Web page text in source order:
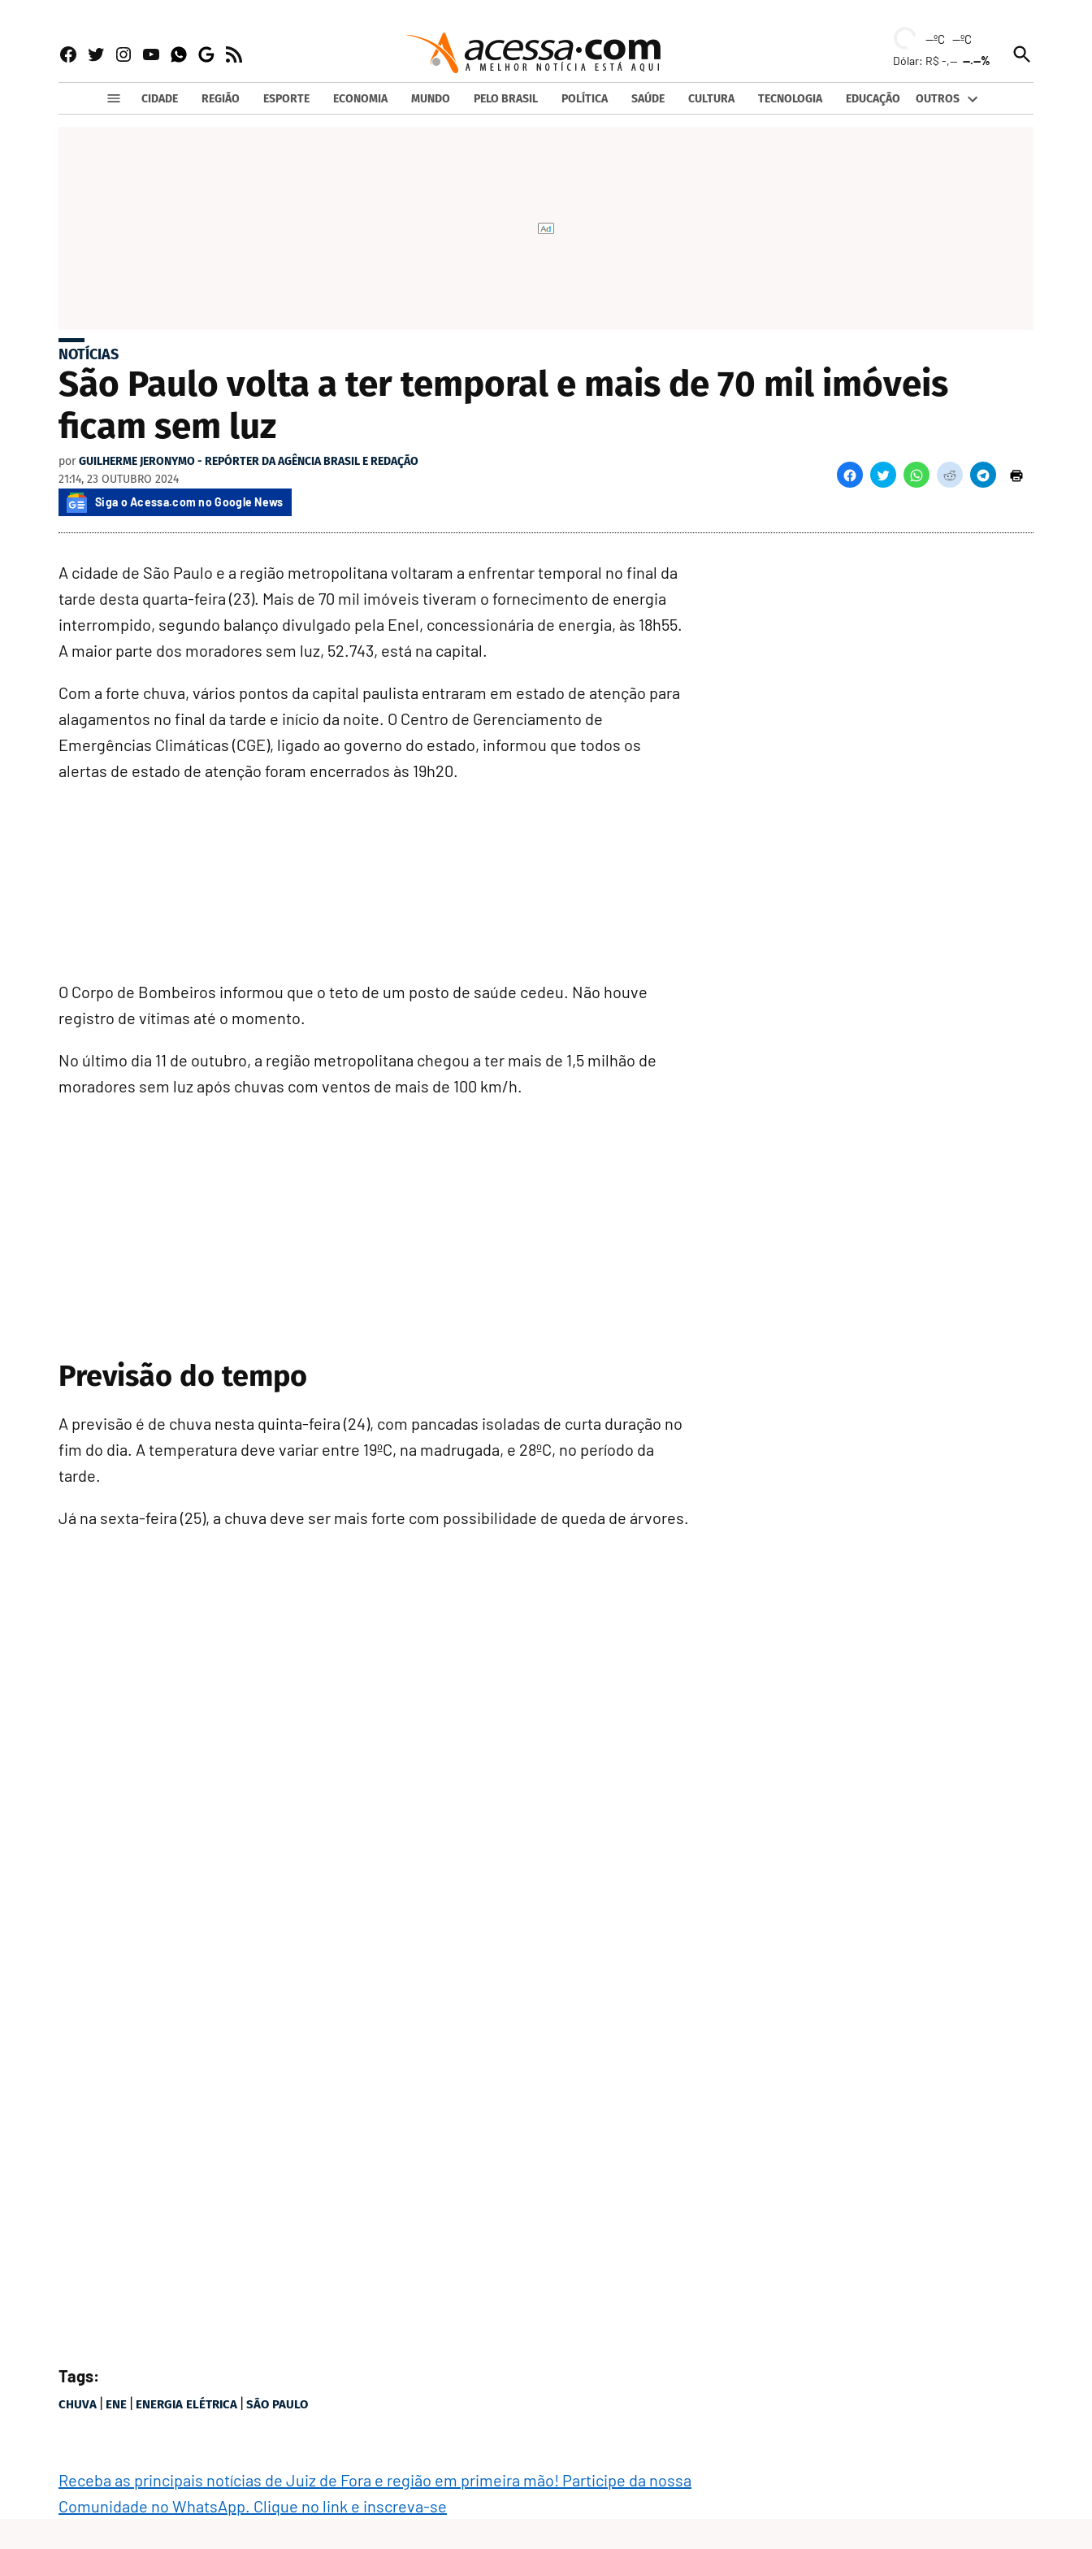
Facebook
TwitterInstagram
YouTubeWhatsapp
Google
News
RSS
--ºC --ºC
Dólar: R$ -,----.--%
Open
Search
CIDADE REGIÃO ESPORTE ECONOMIA MUNDO PELO BRASIL POLÍTICA SAÚDE CULTURA TECNOLOGIA EDUCAÇÃO OUTROS
NOTÍCIAS
São Paulo volta a ter temporal e mais de 70 mil imóveis
ficam sem luz
por GUILHERME JERONYMO - REPÓRTER DA AGÊNCIA BRASIL E REDAÇÃO
21:14, 23 OUTUBRO 2024
Siga o Acessa.com no Google News
A cidade de São Paulo e a região metropolitana voltaram a enfrentar temporal no final da
tarde desta quarta-feira (23). Mais de 70 mil imóveis tiveram o fornecimento de energia
interrompido, segundo balanço divulgado pela Enel, concessionária de energia, às 18h55.
A maior parte dos moradores sem luz, 52.743, está na capital.
Com a forte chuva, vários pontos da capital paulista entraram em estado de atenção para
alagamentos no final da tarde e início da noite. O Centro de Gerenciamento de
Emergências Climáticas (CGE), ligado ao governo do estado, informou que todos os
alertas de estado de atenção foram encerrados às 19h20.
O Corpo de Bombeiros informou que o teto de um posto de saúde cedeu. Não houve
registro de vítimas até o momento.
No último dia 11 de outubro, a região metropolitana chegou a ter mais de 1,5 milhão de
moradores sem luz após chuvas com ventos de mais de 100 km/h.
Previsão do tempo
A previsão é de chuva nesta quinta-feira (24), com pancadas isoladas de curta duração no
fim do dia. A temperatura deve variar entre 19ºC, na madrugada, e 28ºC, no período da
tarde.
Já na sexta-feira (25), a chuva deve ser mais forte com possibilidade de queda de árvores.
Tags:
CHUVA | ENE | ENERGIA ELÉTRICA | SÃO PAULO
Receba as principais notícias de Juiz de Fora e região em primeira mão! Participe da nossa
Comunidade no WhatsApp. Clique no link e inscreva-se